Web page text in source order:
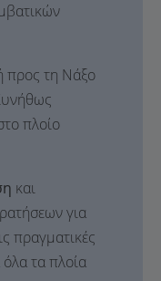
προς τη Νάξο
πλοίο
και
για
πραγματικές
τα πλοία